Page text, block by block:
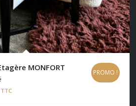
MONFORT
Le
TTC
PROMO !